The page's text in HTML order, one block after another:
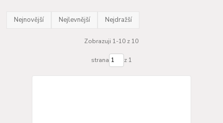
Nejnovější Nejlevnější Nejdražší
Zobrazuji 1-10 z 10
strana z 1